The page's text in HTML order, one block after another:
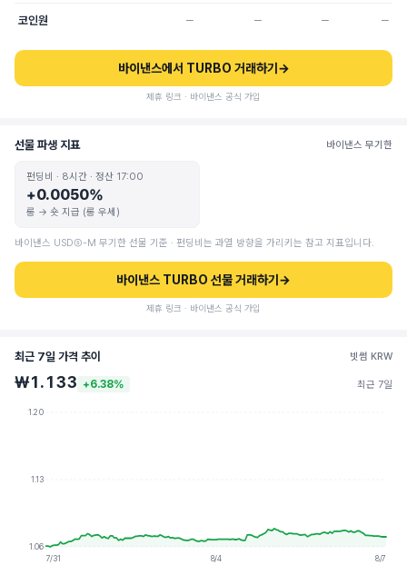
코인원 ─ ─ ─ ─
바이낸스에서 TURBO 거래하기 →
제휴 링크 · 바이낸스 공식 가입
선물 파생 지표 바이낸스 무기한
펀딩비 · 8시간 · 정산 17:00
+0.0050%
롱 → 숏 지급 (롱 우세)
바이낸스 USDⓈ-M 무기한 선물 기준 · 펀딩비는 과열 방향을 가리키는 참고 지표입니다.
바이낸스 TURBO 선물 거래하기 →
제휴 링크 · 바이낸스 공식 가입
최근 7일 가격 추이 빗썸 KRW
₩1.133 +6.38% 최근 7일
1.20
1.13
1.06
7/31
8/4 8/7